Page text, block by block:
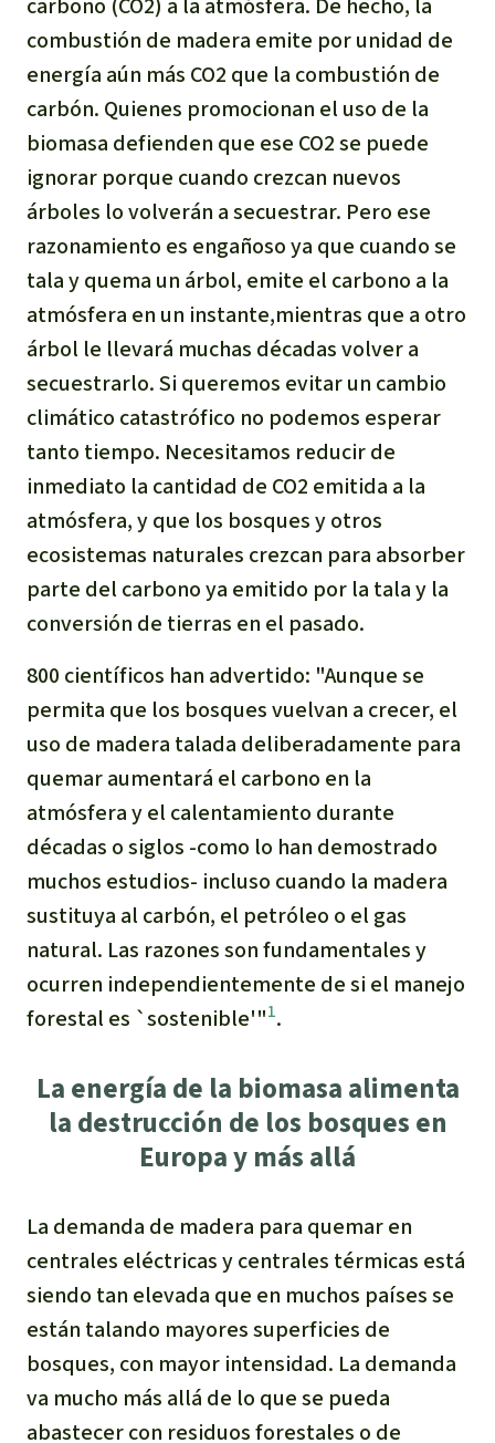
combustión de madera emite por unidad de
energía aún más CO2 que la combustión de
carbón. Quienes promocionan el uso de la
biomasa defienden que ese CO2 se puede
ignorar porque cuando crezcan nuevos
árboles lo volverán a secuestrar. Pero ese
razonamiento es engañoso ya que cuando se
tala y quema un árbol, emite el carbono a la
atmósfera en un instante,mientras que a otro
árbol le llevará muchas décadas volver a
secuestrarlo. Si queremos evitar un cambio
climático catastrófico no podemos esperar
tanto tiempo. Necesitamos reducir de
inmediato la cantidad de CO2 emitida a la
atmósfera, y que los bosques y otros
ecosistemas naturales crezcan para absorber
parte del carbono ya emitido por la tala y la
conversión de tierras en el pasado.
800 científicos han advertido: "Aunquese
permita que los bosques vuelvan a crecer, el
uso de madera talada deliberadamente para
quemar aumentará el carbono en la
atmósfera y el calentamiento durante
décadas o siglos -como lo han demostrado
muchos estudios- incluso cuando la madera
sustituya al carbón, el petróleo o el gas
natural. Las razones son fundamentales y
ocurren independientemente de si el manejo
forestal es `sostenible'"1.
La energía de la biomasa alimenta
la destrucción de los bosques en
Europa y más allá
La demanda de madera para quemar en
centrales eléctricas y centrales térmicas está
siendo tan elevada que en muchos países se
están talando mayores superficies de
bosques, con mayor intensidad. La demanda
va mucho más allá de lo que se pueda
abastecer con residuos forestales o de